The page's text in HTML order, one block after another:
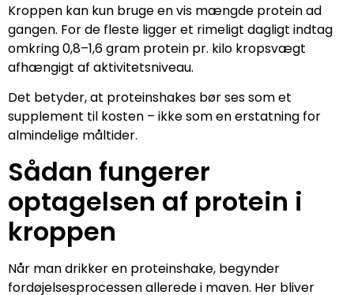
Kroppen kan kun bruge en vis mængde protein ad
gangen. For de fleste ligger et rimeligt dagligt indtag
omkring 0,8–1,6 gram protein pr. kilo kropsvægt
afhængigt af aktivitetsniveau.
Det betyder, at proteinshakes bør ses som et
supplement til kosten – ikke som en erstatning for
almindelige måltider.
Sådan fungerer
optagelsen af protein i
kroppen
Når man drikker en proteinshake, begynder
fordøjelsesprocessen allerede i maven. Her bliver